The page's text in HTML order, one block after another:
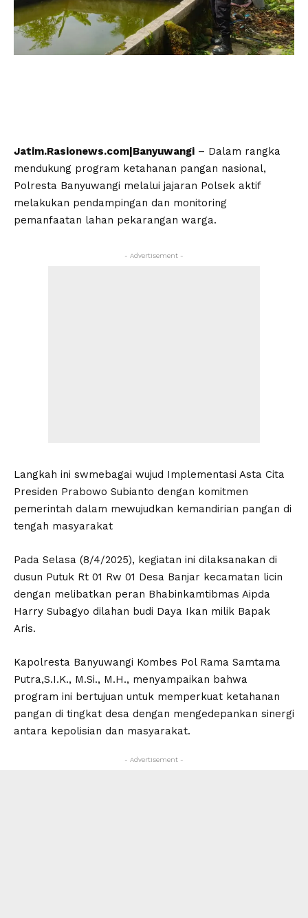
Jatim.Rasionews.com|Banyuwangi – Dalam rangka
mendukung program ketahanan pangan nasional,
Polresta Banyuwangi melalui jajaran Polsek aktif
melakukan pendampingan dan monitoring
pemanfaatan lahan pekarangan warga.
- Advertisement -
Langkah ini swmebagai wujud Implementasi Asta Cita
Presiden Prabowo Subianto dengan komitmen
pemerintah dalam mewujudkan kemandirian pangan di
tengah masyarakat
Pada Selasa (8/4/2025), kegiatan ini dilaksanakan di
dusun Putuk Rt 01 Rw 01 Desa Banjar kecamatan licin
dengan melibatkan peran Bhabinkamtibmas Aipda
Harry Subagyo dilahan budi Daya Ikan milik Bapak
Aris.
Kapolresta Banyuwangi Kombes Pol Rama Samtama
Putra,S.I.K., M.Si., M.H., menyampaikan bahwa
program ini bertujuan untuk memperkuat ketahanan
pangan di tingkat desa dengan mengedepankan sinergi
antara kepolisian dan masyarakat.
- Advertisement -